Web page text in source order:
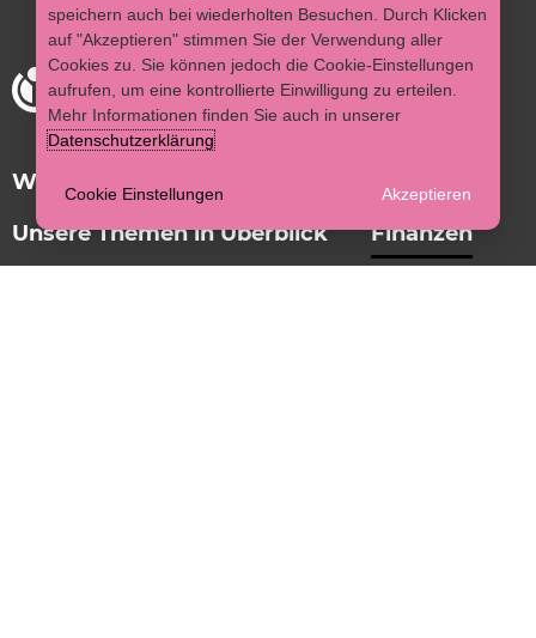
Wikimedia Deutschland e. V.
Unsere Themen in Überblick
Finanzen
speichern auch bei wiederholten Besuchen. Durch Klicken
auf "Akzeptieren" stimmen Sie der Verwendung aller
Cookies zu. Sie können jedoch die Cookie-Einstellungen
aufrufen, um eine kontrollierte Einwilligung zu erteilen.
Mehr Informationen finden Sie auch in unserer
Datenschutzerklärung
Cookie Einstellungen Akzeptieren